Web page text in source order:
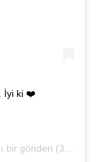
. İyi ki ❤️
bir gönderi (3 Haz, 2019, 5:21öö PDT